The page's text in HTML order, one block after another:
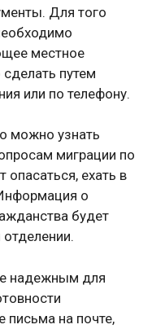
Для того
местное
путем
или по телефону.
можно узнать
миграции по
опасаться, ехать в
о
будет
надежным для
письма на почте,